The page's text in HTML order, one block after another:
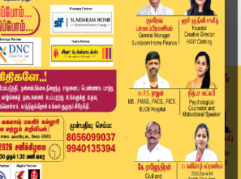
| 02 May 2026 | விரைவுச் செய்த...